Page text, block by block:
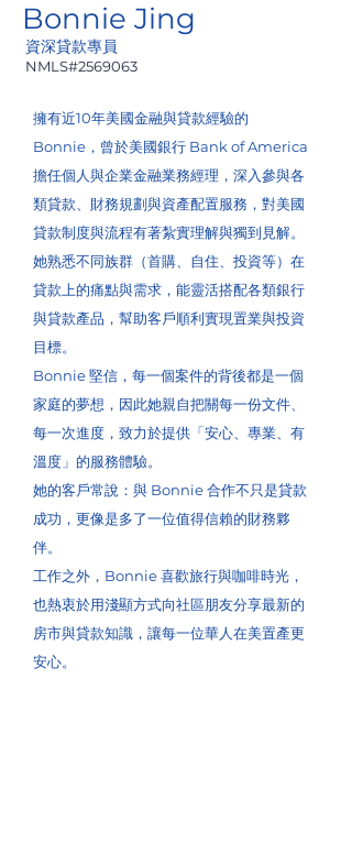
Bonnie Jing
資深貸款專員
NMLS#2569063
擁有近10年美國金融與貸款經驗的
Bonnie，曾於美國銀行 Bank of America
擔任個人與企業金融業務經理，深入參與各
類貸款、財務規劃與資產配置服務，對美國
貸款制度與流程有著紮實理解與獨到見解。
她熟悉不同族群（首購、自住、投資等）在
貸款上的痛點與需求，能靈活搭配各類銀行
與貸款產品，幫助客戶順利實現置業與投資
目標。
Bonnie 堅信，每一個案件的背後都是一個
家庭的夢想，因此她親自把關每一份文件、
每一次進度，致力於提供「安心、專業、有
溫度」的服務體驗。
她的客戶常說：與 Bonnie 合作不只是貸款
成功，更像是多了一位值得信賴的財務夥
伴。
工作之外，Bonnie 喜歡旅行與咖啡時光，
也熱衷於用淺顯方式向社區朋友分享最新的
房市與貸款知識，讓每一位華人在美置產更
安心。